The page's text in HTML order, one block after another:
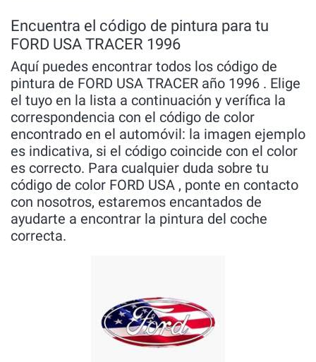
Encuentra el código de pintura para tu
FORD USA TRACER 1996
Aquí puedes encontrar todos los código de
pintura de FORD USA TRACER año 1996 . Elige
el tuyo en la lista a continuación y verífica la
correspondencia con el código de color
encontrado en el automóvil: la imagen ejemplo
es indicativa, si el código coincide con el color
es correcto. Para cualquier duda sobre tu
código de color FORD USA , ponte en contacto
con nosotros, estaremos encantados de
ayudarte a encontrar la pintura del coche
correcta.